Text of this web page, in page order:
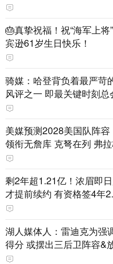
🎂真挚祝福！祝“海军上将
宾逊61岁生日快乐！
骑媒：哈登背负着最严苛
风评之一 即最关键时刻总
美媒预测2028美国队阵
领衔无詹库 克弩在列 弗
剩2年超1.21亿！浓眉即
才提前续约 有资格签4年
湖人媒体人：雷迪克为强
得分 或摆出三后卫阵容&